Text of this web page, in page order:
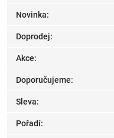
Novinka:
Doprodej:
Akce:
Doporučujeme:
Sleva:
Pořadí: